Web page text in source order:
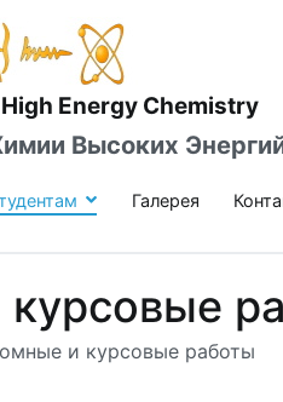
Energy Chemistry
Высоких
Галерея
и курсовые работы